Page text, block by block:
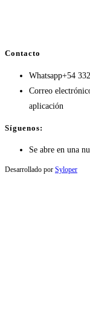
Contacto
Whatsapp+54
Correo
aplicación
Síguenos:
Se abre en una
Desarrollado por Syloper